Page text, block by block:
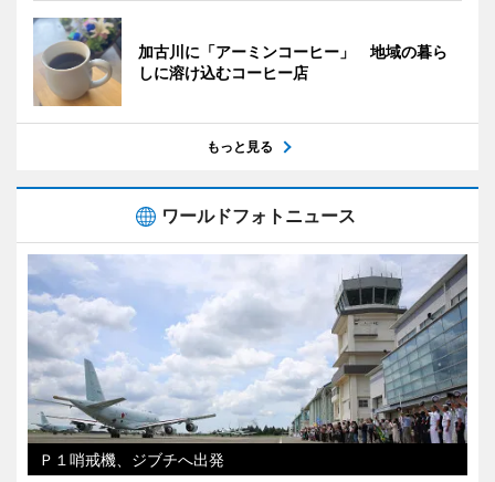
加古川に「アーミンコーヒー」 地域の暮ら
しに溶け込むコーヒー店
もっと見る
ワールドフォトニュース
Ｐ１哨戒機、ジブチへ出発